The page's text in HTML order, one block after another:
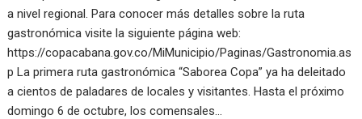
a nivel regional. Para conocer más detalles sobre la ruta
gastronómica visite la siguiente página web:
https://copacabana.gov.co/MiMunicipio/Paginas/Gastronomia.as
p La primera ruta gastronómica “Saborea Copa” ya ha deleitado
a cientos de paladares de locales y visitantes. Hasta el próximo
domingo 6 de octubre, los comensales…